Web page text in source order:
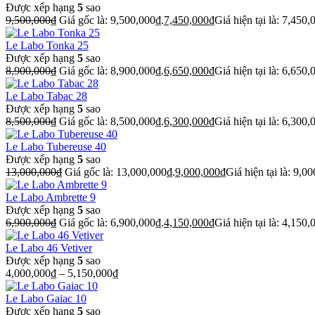
Được xếp hạng 5 sao
9,500,000₫ Giá gốc là: 9,500,000₫.7,450,000₫Giá hiện tại là:
Le Labo Tonka 25
Được xếp hạng 5 sao
8,900,000₫ Giá gốc là: 8,900,000₫.6,650,000₫Giá hiện tại là:
Le Labo Tabac 28
Được xếp hạng 5 sao
8,500,000₫ Giá gốc là: 8,500,000₫.6,300,000₫Giá hiện tại là:
Le Labo Tubereuse 40
Được xếp hạng 5 sao
13,000,000₫ Giá gốc là: 13,000,000₫.9,000,000₫Giá hiện tại là:
Le Labo Ambrette 9
Được xếp hạng 5 sao
6,900,000₫ Giá gốc là: 6,900,000₫.4,150,000₫Giá hiện tại là:
Le Labo 46 Vetiver
Được xếp hạng 5 sao
4,000,000₫ – 5,150,000₫
Le Labo Gaiac 10
Được xếp hạng 5 sao